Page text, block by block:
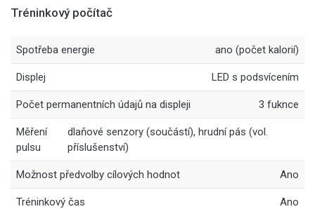
Tréninkový počítač
Spotřeba energie ano (počet kalorií)
Displej LED s podsvícením
Počet permanentních údajů na displeji 3 fuknce
Měření
pulsu
dlaňové senzory (součástí), hrudní pás (vol.
příslušenství)
Možnost předvolby cílových hodnot Ano
Tréninkový čas Ano